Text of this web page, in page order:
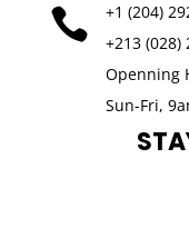

+1 (204)
+213 (028)
Openning
Sun-Fri,